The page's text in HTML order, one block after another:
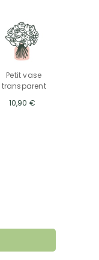
Petit vase
transparent
10,90 €